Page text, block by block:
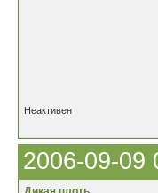
Неактивен
2006-09-09